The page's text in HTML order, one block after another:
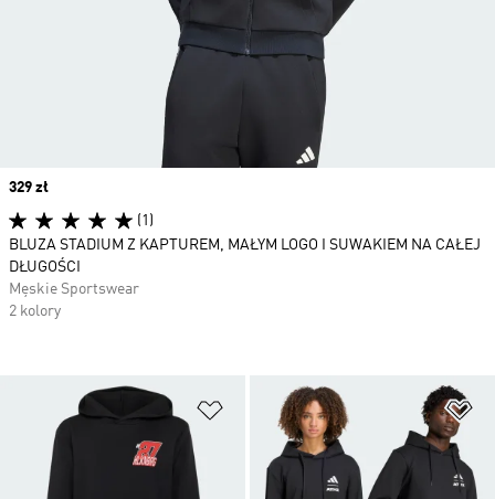
Dodaj do listy życzeń
Price
329 zł
(1)
BLUZA STADIUM Z KAPTUREM, MAŁYM LOGO I SUWAKIEM NA CAŁEJ
DŁUGOŚCI
Męskie Sportswear
2 kolory